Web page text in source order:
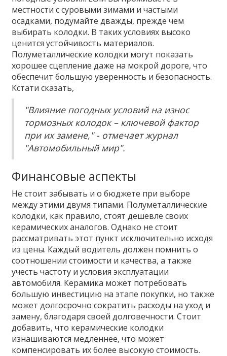
местности с суровыми зимами и частыми
осадками, подумайте дважды, прежде чем
выбирать колодки. В таких условиях высоко
ценится устойчивость материалов.
Полуметаллические колодки могут показать
хорошее сцепление даже на мокрой дороге, что
обеспечит большую уверенность и безопасность.
Кстати сказать,
"Влияние погодных условий на износ
тормозных колодок – ключевой фактор
при их замене," - отмечает журнал
"Автомобильный мир".
Финансовые аспекты
Не стоит забывать и о бюджете при выборе
между этими двумя типами. Полуметаллические
колодки, как правило, стоят дешевле своих
керамических аналогов. Однако не стоит
рассматривать этот пункт исключительно исходя
из цены. Каждый водитель должен помнить о
соотношении стоимости и качества, а также
учесть частоту и условия эксплуатации
автомобиля. Керамика может потребовать
большую инвестицию на этапе покупки, но также
может долгосрочно сократить расходы на уход и
замену, благодаря своей долговечности. Стоит
добавить, что керамические колодки
изнашиваются медленнее, что может
компенсировать их более высокую стоимость.